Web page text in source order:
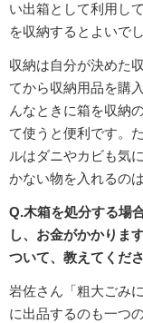
い出箱として利用し
を収納するとよいでし
収納は自分が決めた
てから収納用品を購
んなときに箱を収納
て使うと便利です。
ルはダニやカビも気
かない物を入れるの
Q.木箱を処分する場
し、お金がかかりま
ついて、教えてくださ
岩佐さん「粗大ごみ
に出品するのも一つ